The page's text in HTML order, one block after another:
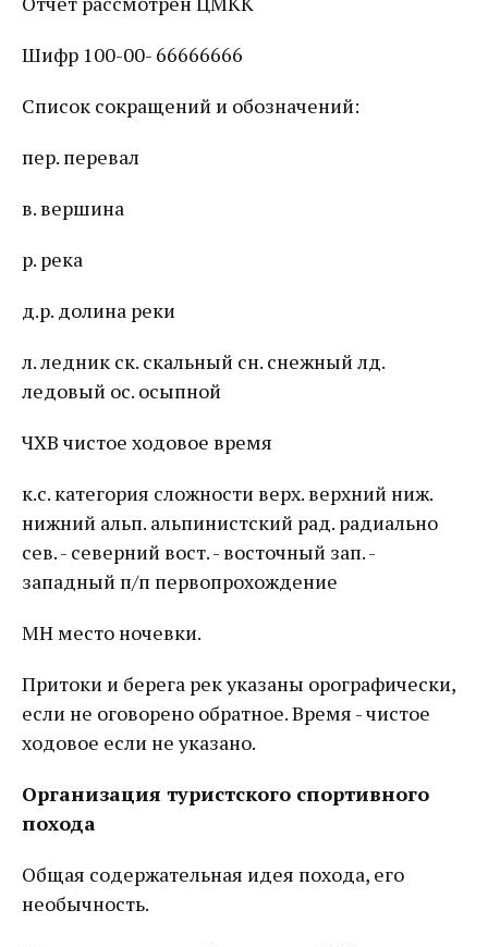
Шифр 100-00- 66666666
Список сокращений и обозначений:
пер. перевал
в. вершина
р. река
д.р. долина реки
л. ледник ск. скальный сн. снежный лд.
ледовый ос. осыпной
ЧХВ чистое ходовое время
к.с. категория сложности верх. верхний ниж.
нижний альп. альпинистский рад. радиально
сев. - северний вост. - восточный зап. -
западный п/п первопрохождение
МН место ночевки.
Притоки и берега рек указаны орографически,
если не оговорено обратное. Время - чистое
ходовое если не указано.
Организация туристского спортивного
похода
Общая содержательная идея похода, его
необычность.